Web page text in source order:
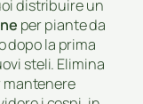
distribuire un
per piante da
dopo la prima
steli. Elimina
mantenere